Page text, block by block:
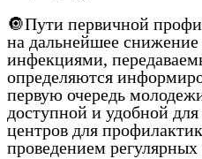
🔘Пути первичной
на дальнейшее снижение
инфекциями,
определяются
первую очередь
доступной и удобной
центров для
проведением